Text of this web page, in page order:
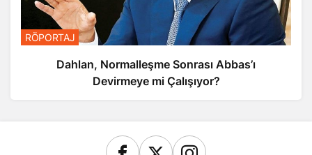
RÖPORTAJ
Dahlan, Normalleşme Sonrası Abbas’ı
Devirmeye mi Çalışıyor?